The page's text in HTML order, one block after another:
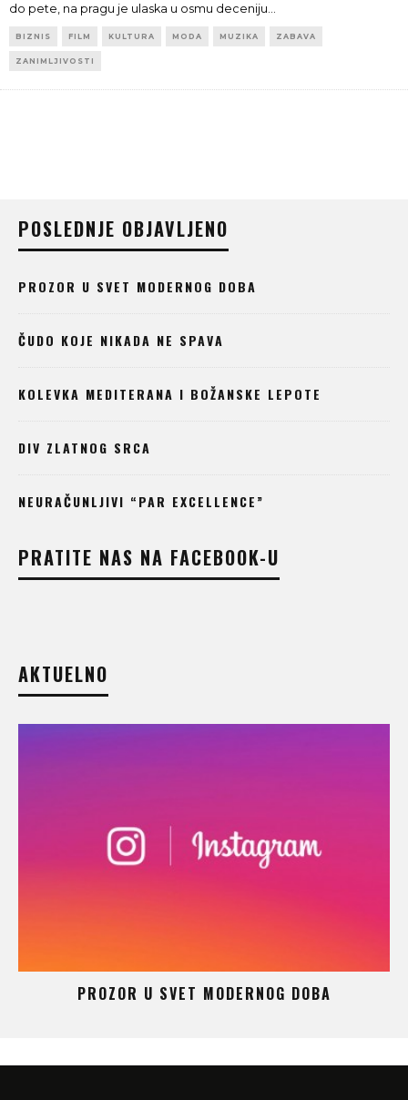
do pete, na pragu je ulaska u osmu deceniju
BIZNIS FILM KULTURA MODA MUZIKA ZABAVA
ZANIMLJIVOSTI
POSLEDNJE OBJAVLJENO
PROZOR U SVET MODERNOG DOBA
ČUDO KOJE NIKADA NE SPAVA
KOLEVKA MEDITERANA I BOŽANSKE LEPOTE
DIV ZLATNOG SRCA
NEURAČUNLJIVI “PAR EXCELLENCE”
PRATITE NAS NA FACEBOOK-U
AKTUELNO
PROZOR U SVET MODERNOG DOBA